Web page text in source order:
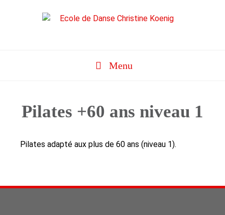
Menu
Pilates +60 ans niveau 1
Pilates adapté aux plus de 60 ans (niveau 1).